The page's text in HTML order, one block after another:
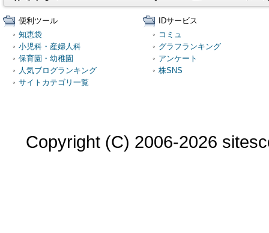
便利ツール
知恵袋
小児科・産婦人科
保育園・幼稚園
人気ブログランキング
サイトカテゴリ一覧
IDサービス
コミュ
グラフランキング
アンケート
株SNS
Copyright (C) 2006-2026